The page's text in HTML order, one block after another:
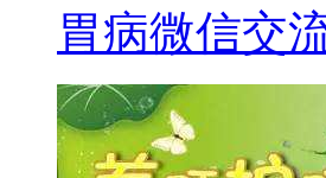
胃病微信交